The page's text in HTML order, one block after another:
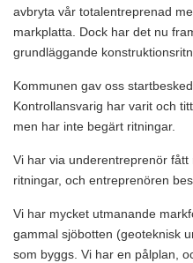
avbryta vår totalentreprenad
markplatta. Dock har det nu
grundläggande
Kommunen gav oss
Kontrollansvarig har varit och
men har inte begärt ritningar.
Vi har via underentreprenör
ritningar, och entreprenören
Vi har mycket utmanande
gammal sjöbotten (geoteknisk
som byggs. Vi har en pålplan,